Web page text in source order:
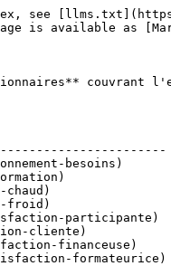
see
is available as
couvrant
|
formation)
a-chaud)
a-froid)
cliente)            |